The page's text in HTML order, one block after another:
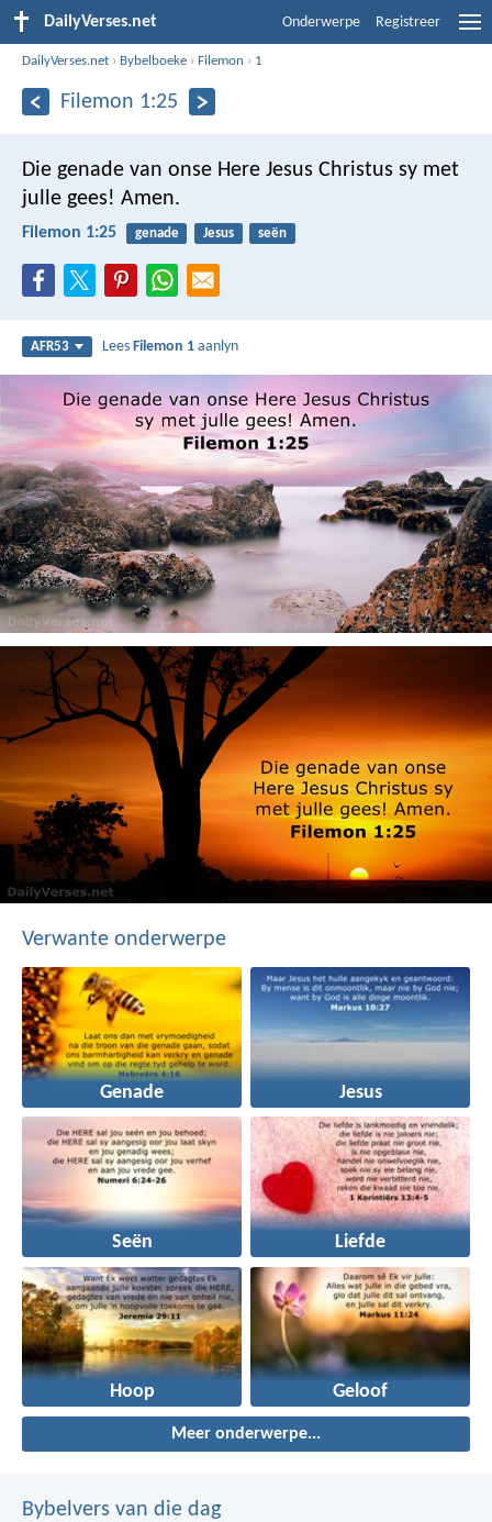
DailyVerses.net Onderwerpe Registreer
DailyVerses.net › Bybelboeke ›Filemon › 1
Filemon 1:25
Die genade van onse Here Jesus Christus sy met
julle gees! Amen.
Filemon 1:25 genade Jesus seën
AFR53 LeesFilemon 1 aanlyn
Verwante onderwerpe
Genade Jesus
Seën Liefde
Hoop Geloof
Meer onderwerpe...
Bybelvers van die dag